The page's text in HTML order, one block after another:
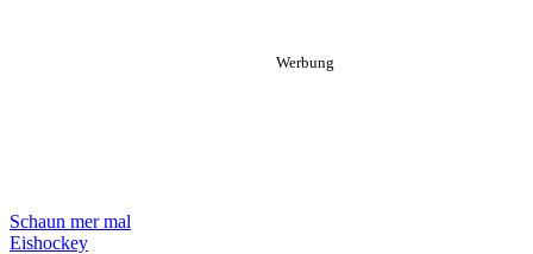
Schaun mer mal
Eishockey